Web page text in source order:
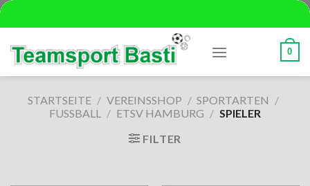
Skip
to
content
0
STARTSEITE / VEREINSSHOP / SPORTARTEN /
FUSSBALL
/ ETSV HAMBURG / SPIELER
FILTER